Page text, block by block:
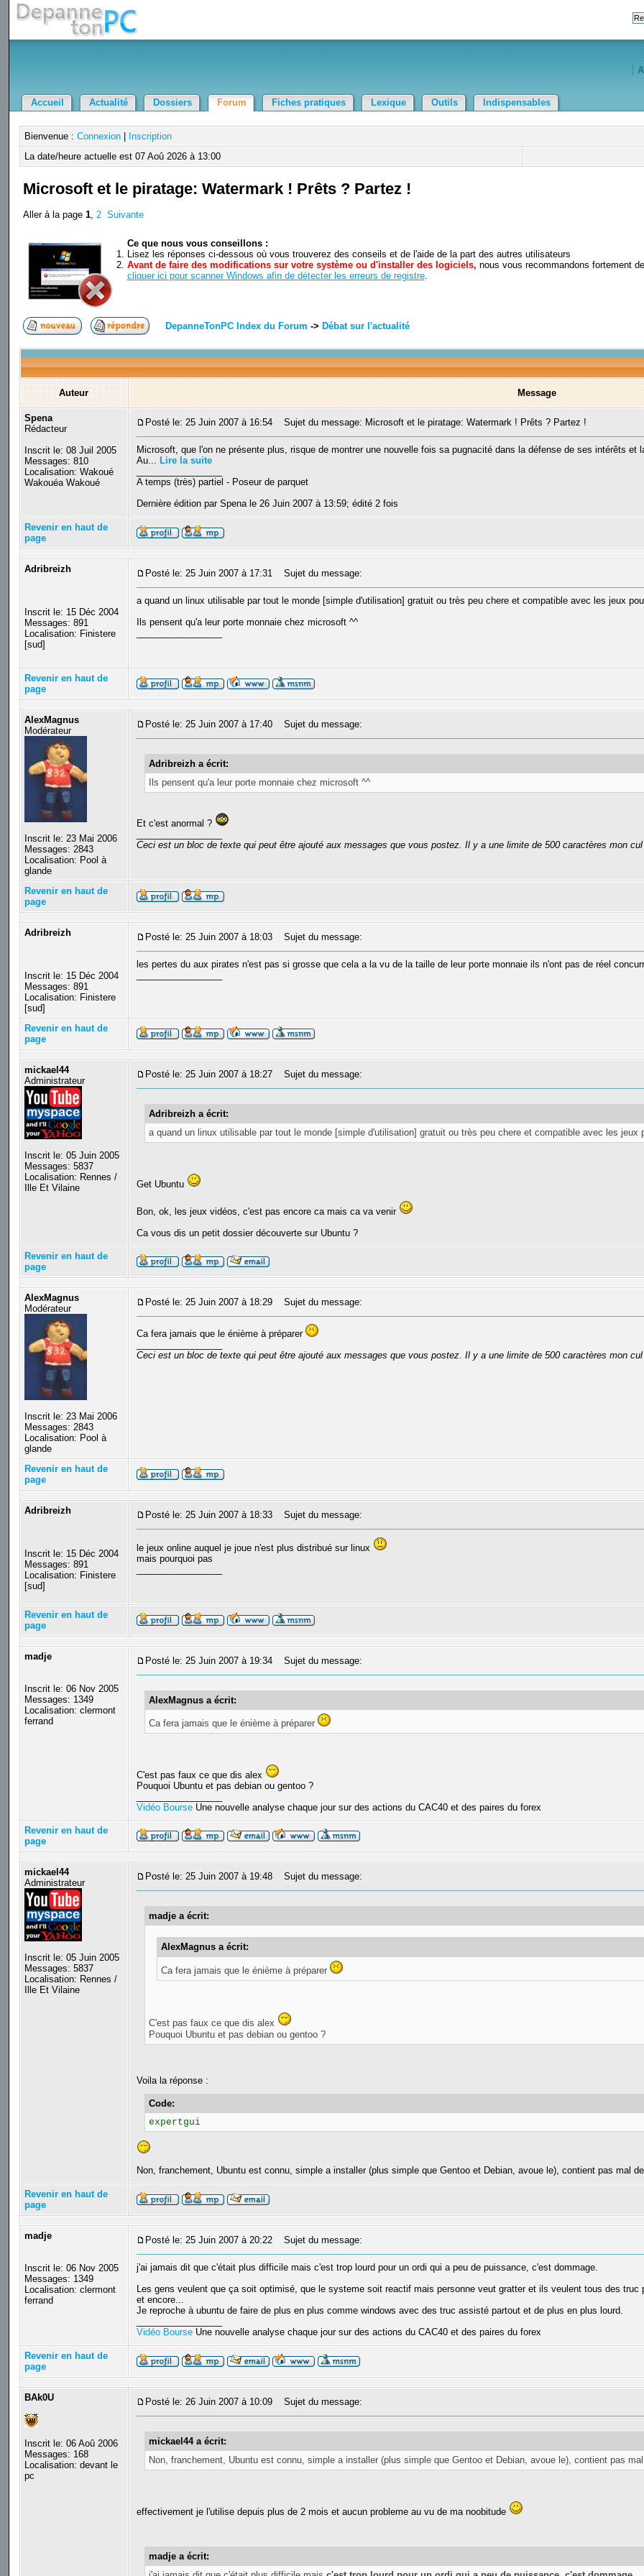
Accueil Actualité Dossiers Forum Fiches pratiques Lexique Outils Indispensables
Bienvenue : Connexion|
Inscription
La date/heure actuelle est 07 Aoû 2026 à 13:00
Microsoft et le piratage: Watermark ! Prêts ? Partez !
Aller à la page 1, 2 Suivante
Ce que nous vous conseillons :
Lisez les réponses ci-dessous où vous trouverez des conseils et de l'aide de la part des autres utilisateurs
Avant de faire des modifications sur votre système ou d'installer des logiciels, nous vous recommandons fortement de
cliquer ici pour scanner Windows afin de détecter les erreurs de registre.
DepanneTonPC Index du Forum -> Débat sur l'actualité
Auteur Message
Spena
Rédacteur
Inscrit le: 08 Juil 2005
Messages: 810
Localisation: Wakoué
Wakouéa Wakoué
Posté le: 25 Juin 2007 à 16:54 Sujet du message: Microsoft et le piratage: Watermark ! Prêts ? Partez !
Microsoft, que l'on ne présente plus, risque de montrer une nouvelle fois sa pugnacité dans la défense de ses intérêts et
Au... Lire la suite
A temps (très) partiel - Poseur de parquet
Dernière édition par Spena le 26 Juin 2007 à 13:59; édité 2 fois
Revenir en haut de
page
Adribreizh
Inscrit le: 15 Déc 2004
Messages: 891
Localisation: Finistere
[sud]
Posté le: 25 Juin 2007 à 17:31 Sujet du message:
a quand un linux utilisable par tout le monde [simple d'utilisation] gratuit ou très peu chere et compatible avec les jeux
Ils pensent qu'a leur porte monnaie chez microsoft ^^
Revenir en haut de
page
AlexMagnus
Modérateur
Inscrit le: 23 Mai 2006
Messages: 2843
Localisation: Pool à
glande
Posté le: 25 Juin 2007 à 17:40 Sujet du message:
Adribreizh a écrit:
Ils pensent qu'a leur porte monnaie chez microsoft ^^
Et c'est anormal ?
Ceci est un bloc de texte qui peut être ajouté aux messages que vous postez. Il y a une limite de 500 caractères mon cul
Revenir en haut de
page
Adribreizh
Inscrit le: 15 Déc 2004
Messages: 891
Localisation: Finistere
[sud]
Posté le: 25 Juin 2007 à 18:03 Sujet du message:
les pertes du aux pirates n'est pas si grosse que cela a la vu de la taille de leur porte monnaie ils n'ont pas de réel
Revenir en haut de
page
mickael44
Administrateur
Inscrit le: 05 Juin 2005
Messages: 5837
Localisation: Rennes /
Ille Et Vilaine
Posté le: 25 Juin 2007 à 18:27 Sujet du message:
Adribreizh a écrit:
a quand un linux utilisable par tout le monde [simple d'utilisation] gratuit ou très peu chere et compatible avec les jeux
Get Ubuntu
Bon, ok, les jeux vidéos, c'est pas encore ca mais ca va venir
Ca vous dis un petit dossier découverte sur Ubuntu ?
Revenir en haut de
page
AlexMagnus
Modérateur
Inscrit le: 23 Mai 2006
Messages: 2843
Localisation: Pool à
glande
Posté le: 25 Juin 2007 à 18:29 Sujet du message:
Ca fera jamais que le énième à préparer
Ceci est un bloc de texte qui peut être ajouté aux messages que vous postez. Il y a une limite de 500 caractères mon cul
Revenir en haut de
page
Adribreizh
Inscrit le: 15 Déc 2004
Messages: 891
Localisation: Finistere
[sud]
Posté le: 25 Juin 2007 à 18:33 Sujet du message:
le jeux online auquel je joue n'est plus distribué sur linux
mais pourquoi pas
Revenir en haut de
page
madje
Inscrit le: 06 Nov 2005
Messages: 1349
Localisation: clermont
ferrand
Posté le: 25 Juin 2007 à 19:34 Sujet du message:
AlexMagnus a écrit:
Ca fera jamais que le énième à préparer
C'est pas faux ce que dis alex
Pouquoi Ubuntu et pas debian ou gentoo ?
Vidéo BourseUne nouvelle analyse chaque jour sur des actions du CAC40 et des paires du forex
Revenir en haut de
page
mickael44
Administrateur
Inscrit le: 05 Juin 2005
Messages: 5837
Localisation: Rennes /
Ille Et Vilaine
Posté le: 25 Juin 2007 à 19:48 Sujet du message:
madje a écrit:
AlexMagnus a écrit:
Ca fera jamais que le énième à préparer
C'est pas faux ce que dis alex
Pouquoi Ubuntu et pas debian ou gentoo ?
Voila la réponse :
Code:
expertgui
Non, franchement, Ubuntu est connu, simple a installer (plus simple que Gentoo et Debian, avoue le), contient pas mal
Revenir en haut de
page
madje
Inscrit le: 06 Nov 2005
Messages: 1349
Localisation: clermont
ferrand
Posté le: 25 Juin 2007 à 20:22 Sujet du message:
j'ai jamais dit que c'était plus difficile mais c'est trop lourd pour un ordi qui a peu de puissance, c'est dommage.
Les gens veulent que ça soit optimisé, que le systeme soit reactif mais personne veut gratter et ils veulent tous des
et encore...
Je reproche à ubuntu de faire de plus en plus comme windows avec des truc assisté partout et de plus en plus lourd.
Vidéo BourseUne nouvelle analyse chaque jour sur des actions du CAC40 et des paires du forex
Revenir en haut de
page
BAk0U
Inscrit le: 06 Aoû 2006
Messages: 168
Localisation: devant le
pc
Posté le: 26 Juin 2007 à 10:09 Sujet du message:
mickael44 a écrit:
Non, franchement, Ubuntu est connu, simple a installer (plus simple que Gentoo et Debian, avoue le), contient pas
effectivement je l'utilise depuis plus de 2 mois et aucun probleme au vu de ma noobitude
madje a écrit: